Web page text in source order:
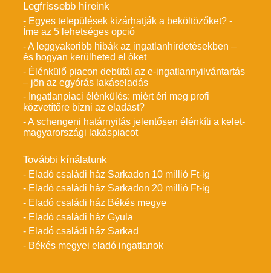
Legfrissebb híreink
- Egyes települések kizárhatják a beköltözőket? -
Íme az 5 lehetséges opció
- A leggyakoribb hibák az ingatlanhirdetésekben –
és hogyan kerülheted el őket
- Élénkülő piacon debütál az e-ingatlannyilvántartás
– jön az egyórás lakáseladás
- Ingatlanpiaci élénkülés: miért éri meg profi
közvetítőre bízni az eladást?
- A schengeni határnyitás jelentősen élénkíti a kelet-
magyarországi lakáspiacot
További kínálatunk
- Eladó családi ház Sarkadon 10 millió Ft-ig
- Eladó családi ház Sarkadon 20 millió Ft-ig
- Eladó családi ház Békés megye
- Eladó családi ház Gyula
- Eladó családi ház Sarkad
- Békés megyei eladó ingatlanok